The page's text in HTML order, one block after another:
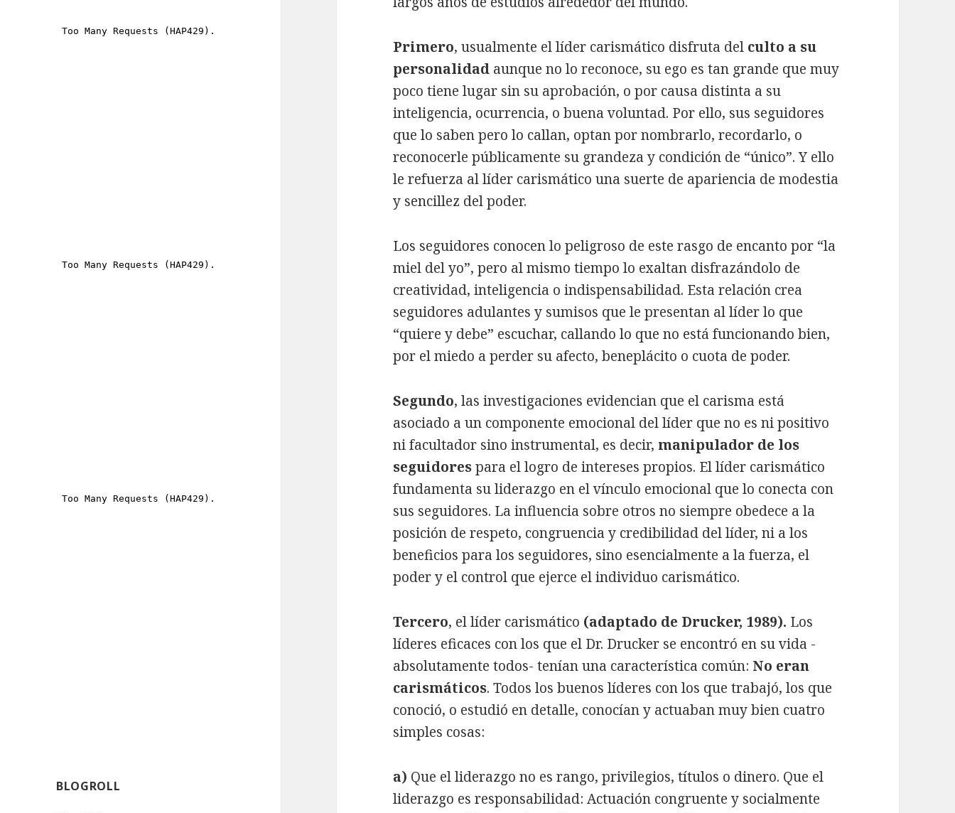
BLOGROLL
Primero, usualmente el líder carismático disfruta del culto a su
personalidad aunque no lo reconoce, su ego es tan grande que muy
poco tiene lugar sin su aprobación, o por causa distinta a su
inteligencia, ocurrencia, o buena voluntad. Por ello, sus seguidores
que lo saben pero lo callan, optan por nombrarlo, recordarlo, o
reconocerle públicamente su grandeza y condición de “único”. Y ello
le refuerza al líder carismático una suerte de apariencia de modestia
y sencillez del poder.
Los seguidores conocen lo peligroso de este rasgo de encanto por “la
miel del yo”, pero al mismo tiempo lo exaltan disfrazándolo de
creatividad, inteligencia o indispensabilidad. Esta relación crea
seguidores adulantes y sumisos que le presentan al líder lo que
“quiere y debe” escuchar, callando lo que no está funcionando bien,
por el miedo a perder su afecto, beneplácito o cuota de poder.
Segundo, las investigaciones evidencian que el carisma está
asociado a un componente emocional del líder que no es ni positivo
ni facultador sino instrumental, es decir, manipulador de los
seguidorespara el logro de intereses propios. El líder carismático
fundamenta su liderazgo en el vínculo emocional que lo conecta con
sus seguidores. La influencia sobre otros no siempre obedece a la
posición de respeto, congruencia y credibilidad del líder, ni a los
beneficios para los seguidores, sino esencialmente a la fuerza, el
poder y el control que ejerce el individuo carismático.
Tercero, el líder carismático (adaptado de Drucker, 1989). Los
líderes eficaces con los que el Dr. Drucker se encontró en su vida -
absolutamente todos- tenían una característica común: No eran
carismáticos. Todos los buenos líderes con los que trabajó, los que
conoció, o estudió en detalle, conocían y actuaban muy bien cuatro
simples cosas:
a) Que el liderazgo no es rango, privilegios, títulos o dinero. Que el
liderazgo es responsabilidad: Actuación congruente y socialmente